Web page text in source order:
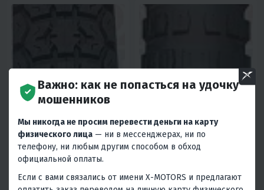
4.7 0
МОТОЦИКЛ 2,75-18 МОДЕЛЬ
Р210 УНИВЕРСАЛЬНАЯ
1 550 ₽
70 ₽ 70 ₽
Р262
1 560 ₽
В 1 КЛИК
Важно: как не попасться на удочку
мошенников
Мы никогда не просим перевести деньги на карту
физического лица — ни в мессенджерах, ни по
телефону, ни любым другим способом в обход
официальной оплаты.
Если с вами связались от имени X-MOTORS и предлагают